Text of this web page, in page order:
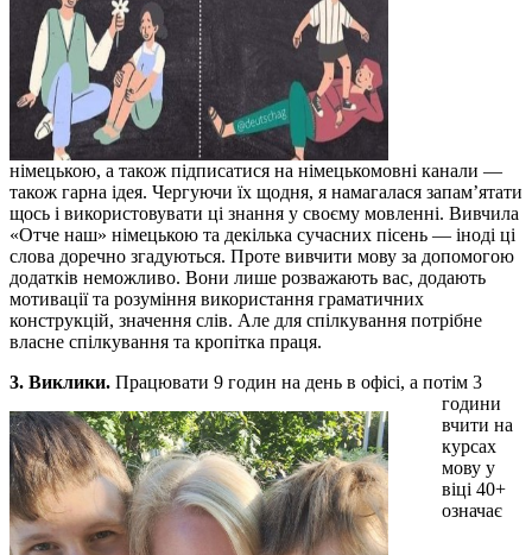
німецькою, а також підписатися на німецькомовні канали —
також гарна ідея. Чергуючи їх щодня, я намагалася запам’ятати
щось і використовувати ці знання у своєму мовленні. Вивчила
«Отче наш» німецькою та декілька сучасних пісень — іноді ці
слова доречно згадуються. Проте вивчити мову за допомогою
додатків неможливо. Вони лише розважають вас, додають
мотивації та розуміння використання граматичних
конструкцій, значення слів. Але для спілкування потрібне
власне спілкування та кропітка праця.
3. Виклики. Працювати 9 годин на день в офісі, а потім 3
години
вчити на
курсах
мову у
віці 40+
означає